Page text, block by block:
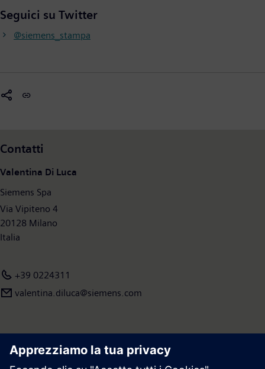
Seguici su Twitter
@siemens_stampa
Contatti
Valentina Di Luca
Siemens Spa
Via Vipiteno 4
20128 Milano
Italia
+39 0224311
valentina.diluca@siemens.com